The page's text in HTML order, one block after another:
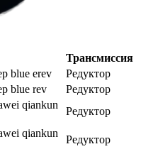
Трансмиссия
blue erev
Редуктор
blue rev
Редуктор
qiankun
Редуктор
qiankun
Редуктор